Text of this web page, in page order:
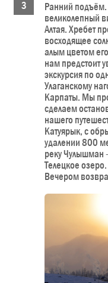
Ранний подъём.
великолепный
Алтая. Хребет
восходящее
алым цветом
нам предстоит
экскурсия по
Улаганскому
Карпаты. Мы
сделаем
нашего
Катуярык, с
удалении 800
реку Чулышман
Телецкое
Вечером